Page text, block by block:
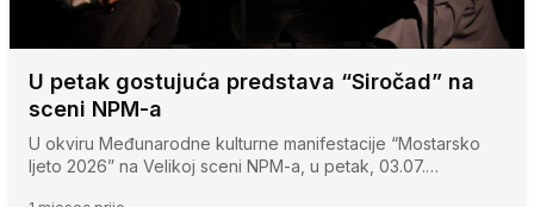
U petak gostujuća predstava “Siročad” na
sceni NPM-a
U okviru Međunarodne kulturne manifestacije “Mostarsko
ljeto 2026” na Velikoj sceni NPM-a, u petak, 03.07.…